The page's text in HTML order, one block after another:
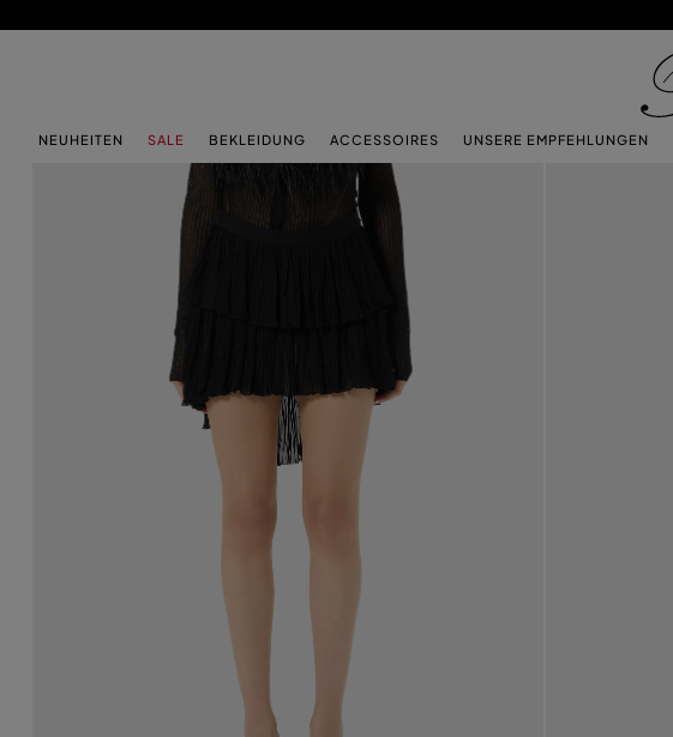
NEUHEITEN SALE BEKLEIDUNG ACCESSOIRES UNSERE EMPFEHLUNGEN